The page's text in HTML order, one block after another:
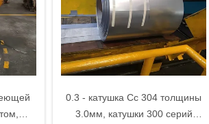
0.3 - катушка Сс 304 толщины
3.0мм, катушки 300 серий